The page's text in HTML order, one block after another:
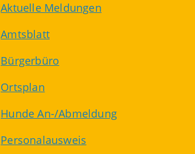
Aktuelle Meldungen
Amtsblatt
Bürgerbüro
Ortsplan
Hunde An-/Abmeldung
Personalausweis